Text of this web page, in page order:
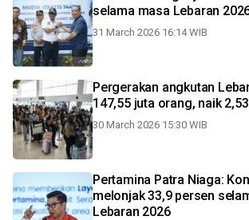
selama masa Lebaran
31 March 2026 16:14 WIB
Pergerakan angkutan
147,55 juta orang, naik
30 March 2026 15:30 WIB
Pertamina Patra Niaga:
melonjak 33,9 persen
Lebaran 2026